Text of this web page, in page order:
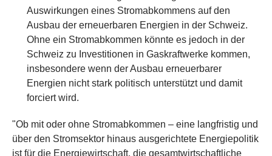
Auswirkungen eines Stromabkommens auf den
Ausbau der erneuerbaren Energien in der Schweiz.
Ohne ein Stromabkommen könnte es jedoch in der
Schweiz zu Investitionen in Gaskraftwerke kommen,
insbesondere wenn der Ausbau erneuerbarer
Energien nicht stark politisch unterstützt und damit
forciert wird.
"Ob mit oder ohne Stromabkommen – eine langfristig und
über den Stromsektor hinaus ausgerichtete Energiepolitik
ist für die Energiewirtschaft, die gesamtwirtschaftliche